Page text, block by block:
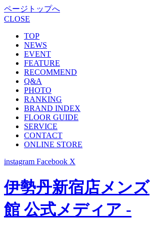
ページトップへ
CLOSE
TOP
NEWS
EVENT
FEATURE
RECOMMEND
Q&A
PHOTO
RANKING
BRAND INDEX
FLOOR GUIDE
SERVICE
CONTACT
ONLINE STORE
instagram Facebook X
伊勢丹新宿店メンズ
館 公式メディア -